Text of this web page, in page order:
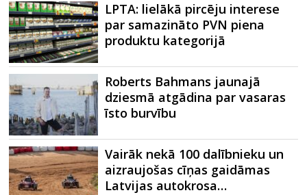
LPTA: lielākā pircēju interese
par samazināto PVN piena
produktu kategorijā
Roberts Bahmans jaunajā
dziesmā atgādina par vasaras
īsto burvību
Vairāk nekā 100 dalībnieku un
aizraujošas cīņas gaidāmas
Latvijas autokrosa…